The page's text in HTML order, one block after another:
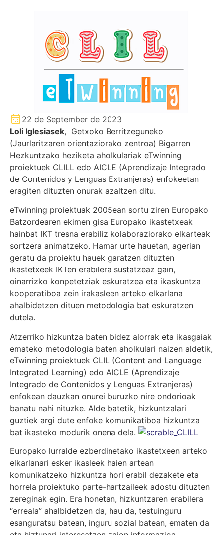
22 de September de 2023
Loli Iglesiasek, Getxoko Berritzeguneko
(Jaurlaritzaren orientaziorako zentroa) Bigarren
Hezkuntzako heziketa aholkulariak eTwinning
proiektuek CLILL edo AICLE (Aprendizaje Integrado
de Contenidos y Lenguas Extranjeras) enfokeetan
eragiten dituzten onurak azaltzen ditu.
eTwinning proiektuak 2005ean sortu ziren Europako
Batzordearen ekimen gisa Europako ikastetxeak
hainbat IKT tresna erabiliz kolaboraziorako elkarteak
sortzera animatzeko. Hamar urte hauetan, agerian
geratu da proiektu hauek garatzen dituzten
ikastetxeek IKTen erabilera sustatzeaz gain,
oinarrizko konpetetziak eskuratzea eta ikaskuntza
kooperatiboa zein irakasleen arteko elkarlana
ahalbidetzen dituen metodologia bat eskuratzen
dutela.
Atzerriko hizkuntza baten bidez alorrak eta ikasgaiak
emateko metodologia baten aholkulari naizen aldetik,
eTwinning proiektuek CLIL (Content and Language
Integrated Learning) edo AICLE (Aprendizaje
Integrado de Contenidos y Lenguas Extranjeras)
enfokean dauzkan onurei buruzko nire ondorioak
banatu nahi nituzke. Alde batetik, hizkuntzalari
guztiek argi dute enfoke komunikatiboa hizkuntza
bat ikasteko modurik onena dela.
Europako lurralde ezberdinetako ikastetxeen arteko
elkarlanari esker ikasleek haien artean
komunikatzeko hizkuntza hori erabil dezakete eta
horrela proiektuko parte-hartzaileek adostu dituzten
zereginak egin. Era honetan, hizkuntzaren erabilera
“erreala” ahalbidetzen da, hau da, testuinguru
esanguratsu batean, inguru sozial batean, ematen da